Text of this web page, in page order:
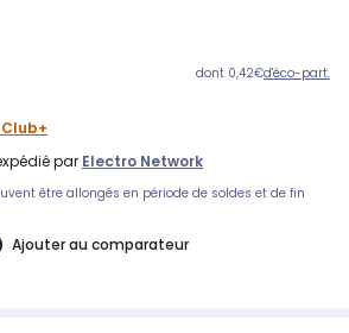
dont 0,42€d'éco-part.
Club+
par Electro Network
être allongés en période de soldes et de fin
Ajouter au comparateur